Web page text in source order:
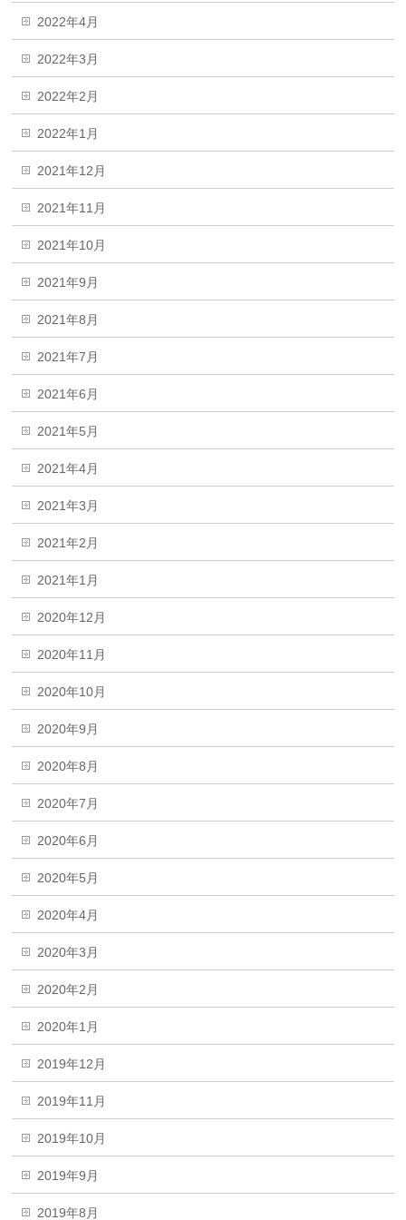
2022年4月
2022年3月
2022年2月
2022年1月
2021年12月
2021年11月
2021年10月
2021年9月
2021年8月
2021年7月
2021年6月
2021年5月
2021年4月
2021年3月
2021年2月
2021年1月
2020年12月
2020年11月
2020年10月
2020年9月
2020年8月
2020年7月
2020年6月
2020年5月
2020年4月
2020年3月
2020年2月
2020年1月
2019年12月
2019年11月
2019年10月
2019年9月
2019年8月